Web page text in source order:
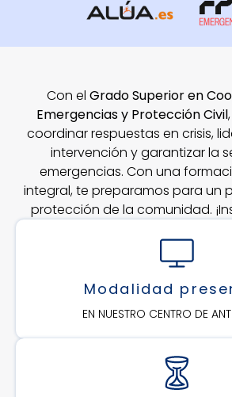
Con el Grado Superior en
Emergencias y Protección Civil
coordinar respuestas en crisis,
intervención y garantizar la
emergencias. Con una
integral, te preparamos para un
protección de la comunidad.
Modalidad
EN NUESTRO CENTRO DE